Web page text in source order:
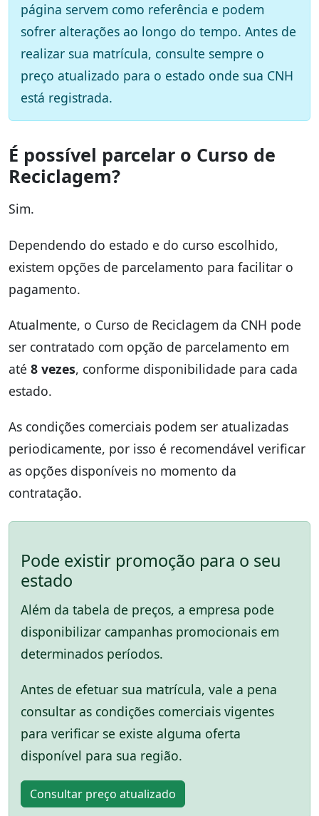
página servem como referência e podem
sofrer alterações ao longo do tempo. Antes de
realizar sua matrícula, consulte sempre o
preço atualizado para o estado onde sua CNH
está registrada.
É possível parcelar o Curso de
Reciclagem?
Sim.
Dependendo do estado e do curso escolhido,
existem opções de parcelamento para facilitar o
pagamento.
Atualmente, o Curso de Reciclagem da CNH pode
ser contratado com opção de parcelamento em
até 8 vezes, conforme disponibilidade para cada
estado.
As condições comerciais podem ser atualizadas
periodicamente, por isso é recomendável verificar
as opções disponíveis no momento da
contratação.
Pode existir promoção para o seu
estado
Além da tabela de preços, a empresa pode
disponibilizar campanhas promocionais em
determinados períodos.
Antes de efetuar sua matrícula, vale a pena
consultar as condições comerciais vigentes
para verificar se existe alguma oferta
disponível para sua região.
Consultar preço atualizado